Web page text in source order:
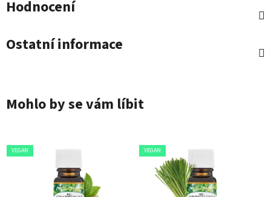
Hodnocení
Ostatní informace
Mohlo by se vám líbit
VEGAN VEGAN